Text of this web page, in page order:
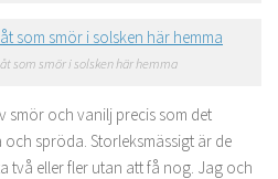
som smör i solsken här hemma
smör och vanilj precis som det
spröda. Storleksmässigt är de
två eller fler utan att få nog. Jag och